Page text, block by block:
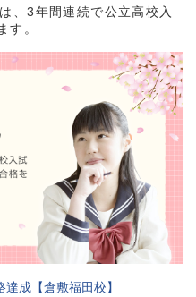
、3年間連続で公立高校入
す。
成【倉敷福田校】